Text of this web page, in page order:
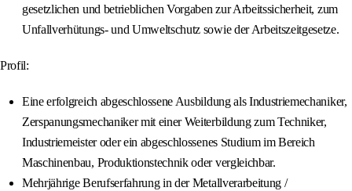
gesetzlichen und betrieblichen Vorgaben zur Arbeitssicherheit, zum
Unfallverhütungs- und Umweltschutz sowie der Arbeitszeitgesetze.
Profil:
Eine erfolgreich abgeschlossene Ausbildung als Industriemechaniker,
Zerspanungsmechaniker mit einer Weiterbildung zum Techniker,
Industriemeister oder ein abgeschlossenes Studium im Bereich
Maschinenbau, Produktionstechnik oder vergleichbar.
Mehrjährige Berufserfahrung in der Metallverarbeitung /